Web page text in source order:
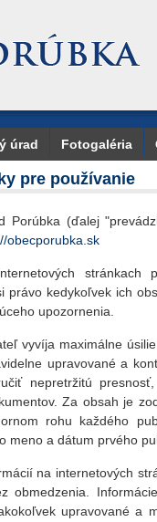
úrad Fotogaléria
pre používanie
Porúbka (ďalej
obecporubka.sk
stránkach
právo kedykoľvek ich
upozornenia.
vyvíja maximálne
upravované a
nepretržitú
Za obsah je
rohu každého
meno a dátum prvého
na internetových
obmedzenia.
upravované a